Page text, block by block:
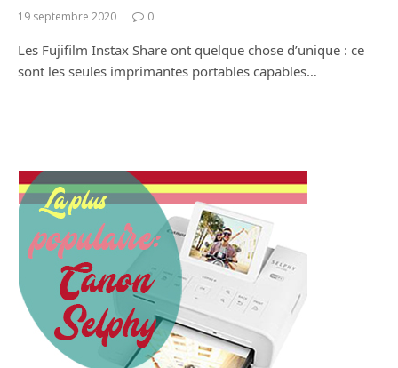
19 septembre 2020 0
Les Fujifilm Instax Share ont quelque chose d’unique : ce
sont les seules imprimantes portables capables…